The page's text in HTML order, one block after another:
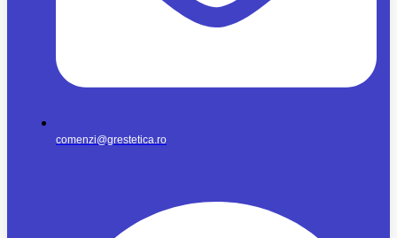
comenzi@grestetica.ro